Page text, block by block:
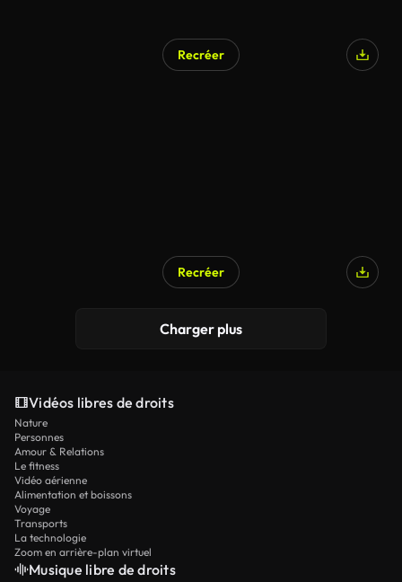
Recréer
Recréer
Charger plus
Vidéos libres de droits
Nature
Personnes
Amour & Relations
Le fitness
Vidéo aérienne
Alimentation et boissons
Voyage
Transports
La technologie
Zoom en arrière-plan virtuel
Musique libre de droits